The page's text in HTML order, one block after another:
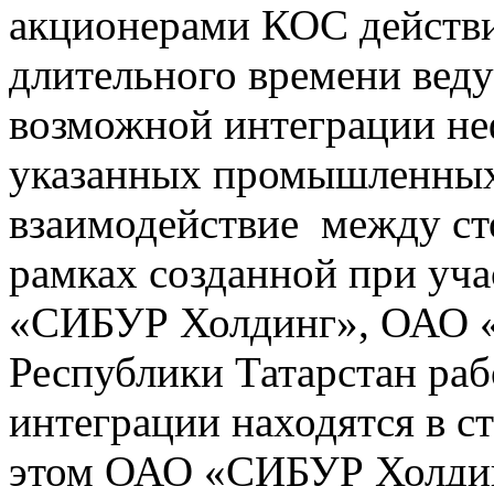
акционерами КОС
длительного времени
возможной интеграции
указанных
взаимодействие между
рамках созданной при
«СИБУР Холдинг», ОАО
Республики Татарстан
интеграции находятся в
этом ОАО «СИБУР